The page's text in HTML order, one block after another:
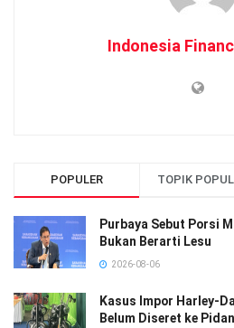
Indonesia
POPULER TOPIK
Purbaya Sebut Porsi
Bukan Berarti Lesu
2026-08-06
Kasus Impor Harley-
Belum Diseret ke